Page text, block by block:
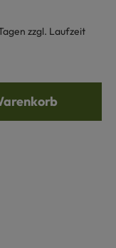
zzgl. Laufzeit